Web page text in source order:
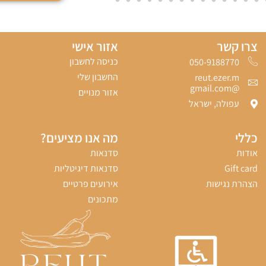
צרו קשר
050-9188770‬
reut.ezer.m
@gmail.com
עפולה, ישראל
אזור אישי
כניסה לחשבון
החשבון שלי
אזור מנויים
כללי
אודות
Gift card
הצהרת נגישות
מה אנו מציעים?
סדנאות
סדנאות דיגיטליות
אירועים פרטיים
מתכונים